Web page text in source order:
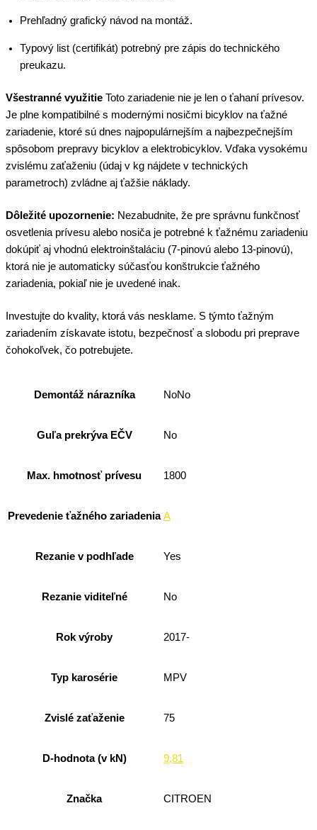
Prehľadný grafický návod na montáž.
Typový list (certifikát) potrebný pre zápis do technického
preukazu.
Všestranné využitie Toto zariadenie nie je len o ťahaní prívesov.
Je plne kompatibilné s modernými nosičmi bicyklov na ťažné
zariadenie, ktoré sú dnes najpopulárnejším a najbezpečnejším
spôsobom prepravy bicyklov a elektrobicyklov. Vďaka vysokému
zvislému zaťaženiu (údaj v kg nájdete v technických
parametroch) zvládne aj ťažšie náklady.
Dôležité upozornenie: Nezabudnite, že pre správnu funkčnosť
osvetlenia prívesu alebo nosiča je potrebné k ťažnému zariadeniu
dokúpiť aj vhodnú elektroinštaláciu (7-pinovú alebo 13-pinovú),
ktorá nie je automaticky súčasťou konštrukcie ťažného
zariadenia, pokiaľ nie je uvedené inak.
Investujte do kvality, ktorá vás nesklame. S týmto ťažným
zariadením získavate istotu, bezpečnosť a slobodu pri preprave
čohokoľvek, čo potrebujete.
Demontáž nárazníka NoNo
Guľa prekrýva EČV No
Max. hmotnosť prívesu 1800
Prevedenie ťažného zariadenia A
Rezanie v podhľade Yes
Rezanie viditeľné No
Rok výroby 2017-
Typ karosérie MPV
Zvislé zaťaženie 75
D-hodnota (v kN) 9,81
Značka CITROEN